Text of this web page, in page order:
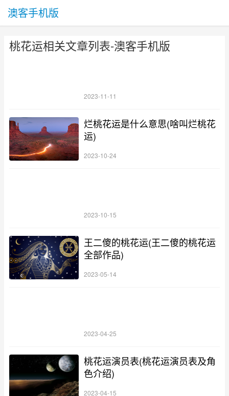
澳客手机版
桃花运相关文章列表-澳客手机版
2023-11-11
烂桃花运是什么意思(啥叫烂桃花
运)
2023-10-24
2023-10-15
王二傻的桃花运(王二傻的桃花运
全部作品)
2023-05-14
2023-04-25
桃花运演员表(桃花运演员表及角
色介绍)
2023-04-15